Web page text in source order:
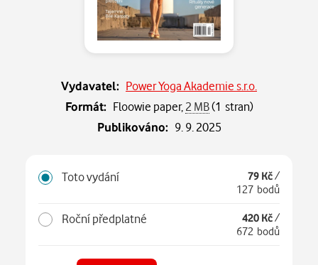
Vydavatel: Power Yoga Akademie s.r.o.
Formát: Floowie paper, 2 MB(1 stran)
Publikováno: 9. 9. 2025
Toto vydání 79 Kč/
127 bodů
Roční předplatné 420 Kč/
672 bodů